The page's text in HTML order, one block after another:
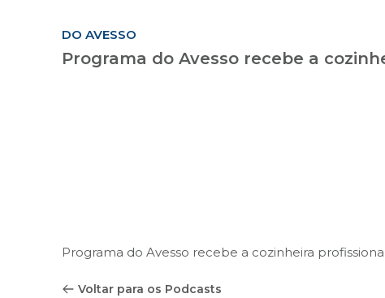
DO AVESSO
Programa do Avesso recebe a
Programa do Avesso recebe a cozinheira
Voltar para os Podcasts